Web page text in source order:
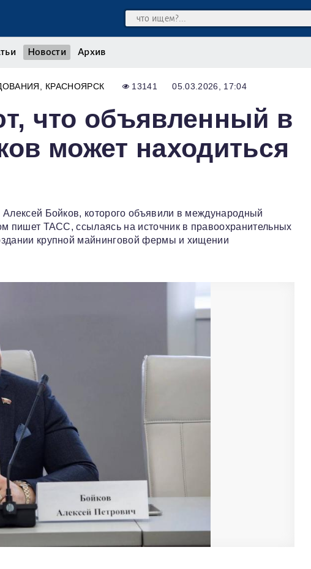
Новости Архив
КРАСНОЯРСК 13141 05.03.2026, 17:04
что объявленный в
может находиться
Алексей Бойков, которого объявили в международный
пишет ТАСС, ссылаясь на источник в правоохранительных
крупной майнинговой фермы и хищении